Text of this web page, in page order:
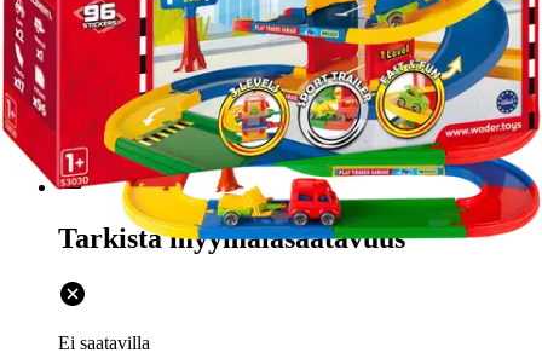
Ilmainen toimitus yli 100 €:n tilauksille
Postin pakettiautomaattiin tai
palvelupisteeseen!
Etu ei koske Suuri‑lisäpalvelulla toimitettavia tuotteita.
Tarkista myymäläsaatavuus
Ei saatavilla